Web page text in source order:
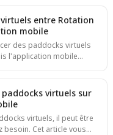
définissez. Ce guide
les étapes sont
un mouvement de VP
ou ASAP
entre Rotation
mobile
des paddocks virtuels
l'application mobile
web, consultez le
the eShepherd Web
le bouton VPs dans la
virtuels sur
virtuels, il peut être
besoin. Cet article vous